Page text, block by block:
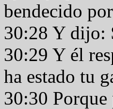
bendecido
30:28 Y dijo:
30:29 Y él
ha estado tu
30:30 Porque